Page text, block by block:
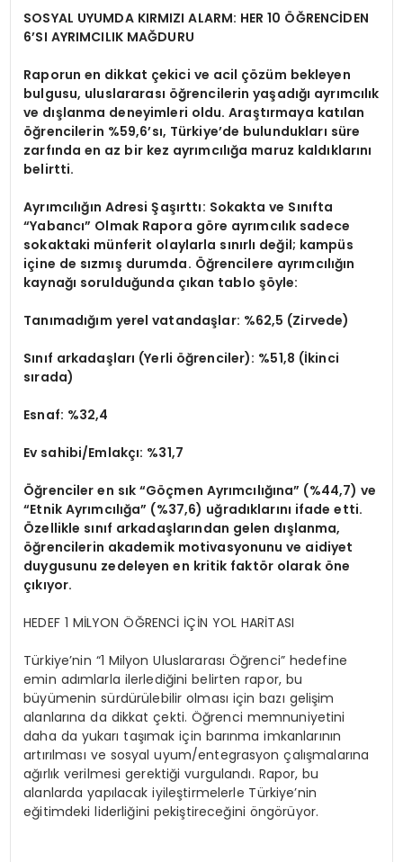
SOSYAL UYUMDA KIRMIZI ALARM: HER 10 ÖĞRENCİDEN
6’SI AYRIMCILIK MAĞDURU
Raporun en dikkat çekici ve acil çözüm bekleyen
bulgusu, uluslararası öğrencilerin yaşadığı ayrımcılık
ve dışlanma deneyimleri oldu. Araştırmaya katılan
öğrencilerin %59,6’sı, Türkiye’de bulundukları süre
zarfında en az bir kez ayrımcılığa maruz kaldıklarını
belirtti.
Ayrımcılığın Adresi Şaşırttı: Sokakta ve Sınıfta
“Yabancı” Olmak Rapora göre ayrımcılık sadece
sokaktaki münferit olaylarla sınırlı değil; kampüs
içine de sızmış durumda. Öğrencilere ayrımcılığın
kaynağı sorulduğunda çıkan tablo şöyle:
Tanımadığım yerel vatandaşlar: %62,5 (Zirvede)
Sınıf arkadaşları (Yerli öğrenciler): %51,8 (İkinci
sırada)
Esnaf: %32,4
Ev sahibi/Emlakçı: %31,7
Öğrenciler en sık “Göçmen Ayrımcılığına” (%44,7) ve
“Etnik Ayrımcılığa” (%37,6) uğradıklarını ifade etti.
Özellikle sınıf arkadaşlarından gelen dışlanma,
öğrencilerin akademik motivasyonunu ve aidiyet
duygusunu zedeleyen en kritik faktör olarak öne
çıkıyor.
HEDEF 1 MİLYON ÖĞRENCİ İÇİN YOL HARİTASI
Türkiye’nin “1 Milyon Uluslararası Öğrenci” hedefine
emin adımlarla ilerlediğini belirten rapor, bu
büyümenin sürdürülebilir olması için bazı gelişim
alanlarına da dikkat çekti. Öğrenci memnuniyetini
daha da yukarı taşımak için barınma imkanlarının
artırılması ve sosyal uyum/entegrasyon çalışmalarına
ağırlık verilmesi gerektiği vurgulandı. Rapor, bu
alanlarda yapılacak iyileştirmelerle Türkiye’nin
eğitimdeki liderliğini pekiştireceğini öngörüyor.